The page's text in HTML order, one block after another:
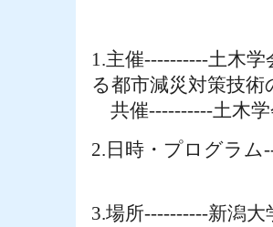
1.主催----------土木
る都市減災対策技
共催----------土木学
2.日時・プログラム
3.場所----------新潟